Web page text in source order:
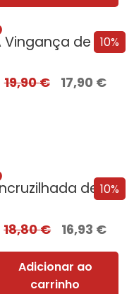
10%
A Vingança de Roma + Oferta Flechas...
19,90€ 17,90 €
10%
Encruzilhada de Corvos
18,80€ 16,93 €
Adicionar ao
carrinho